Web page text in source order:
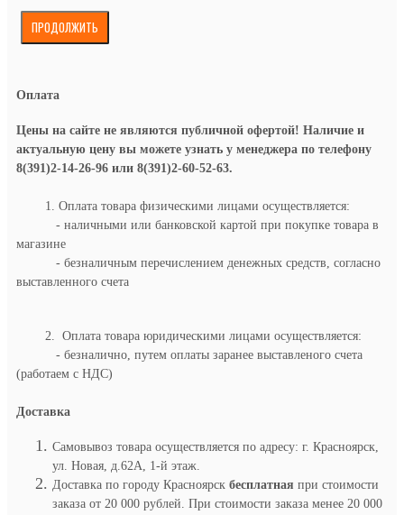
ПРОДОЛЖИТЬ
Оплата
Цены на сайте не являются публичной офертой! Наличие и
актуальную цену вы можете узнать у менеджера по телефону
8(391)2-14-26-96 или 8(391)2-60-52-63.
1. Оплата товара физическими лицами осуществляется:
- наличными или банковской картой при покупке товара в
магазине
- безналичным перечислением денежных средств, согласно
выставленного счета
2. Оплата товара юридическими лицами осуществляется:
- безналично, путем оплаты заранее выставленого счета
(работаем с НДС)
Доставка
Самовывоз товара осуществляется по адресу: г. Красноярск,
ул. Новая, д.62А, 1-й этаж.
Доставка по городу Красноярск бесплатная при стоимости
заказа от 20 000 рублей. При стоимости заказа менее 20 000